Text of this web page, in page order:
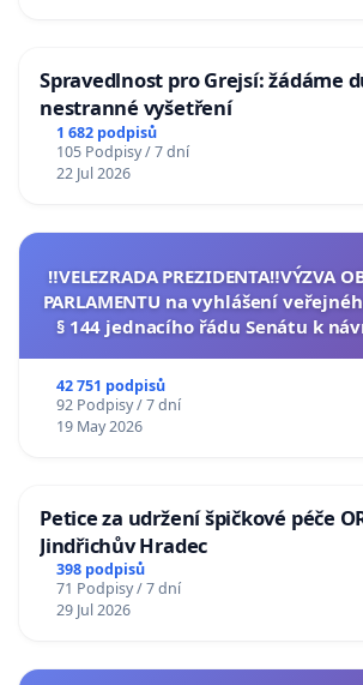
Spravedlnost pro Grejsí: žádáme
nestranné vyšetření
1 682 podpisů
105 Podpisy / 7 dní
22 Jul 2026
‼️VELEZRADA PREZIDENTA‼️VÝZVA
PARLAMENTU na vyhlášení
§ 144 jednacího řádu Senátu k
42 751 podpisů
92 Podpisy / 7 dní
19 May 2026
Petice za udržení špičkové péče
Jindřichův Hradec
398 podpisů
71 Podpisy / 7 dní
29 Jul 2026